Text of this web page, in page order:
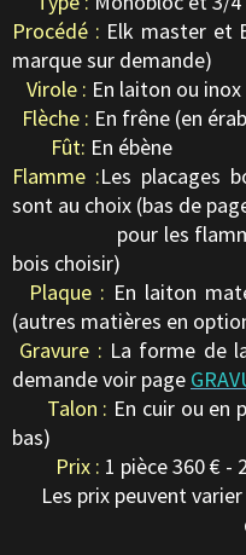
Procédé : Elk master et
marque sur demande)
Virole : En laiton ou
Flèche : En frêne (en
Fût: En ébène
Flamme :Les placages
sont au choix (bas de
pour les flammes
bois choisir)
Plaque : En laiton
(autres matières en
Gravure : La forme de
demande voir page
Talon : En cuir ou en
bas)
Prix : 1 pièce 360 € -
Les prix peuvent